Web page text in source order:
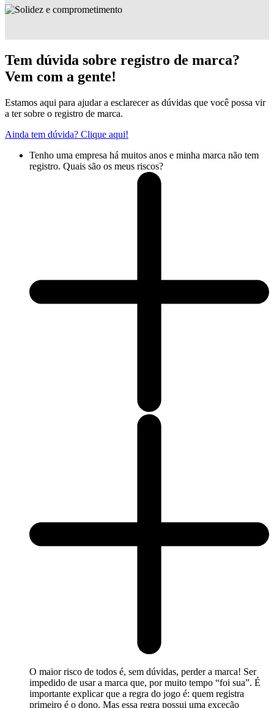
Tem dúvida sobre registro de marca?
Vem com a gente!
Estamos aqui para ajudar a esclarecer as dúvidas que você possa vir
a ter sobre o registro de marca.
Ainda tem dúvida? Clique aqui!
Tenho uma empresa há muitos anos e minha marca não tem
registro. Quais são os meus riscos?
O maior risco de todos é, sem dúvidas, perder a marca! Ser
impedido de usar a marca que, por muito tempo “foi sua”. É
importante explicar que a regra do jogo é: quem registra
primeiro é o dono. Mas essa regra possui uma exceção